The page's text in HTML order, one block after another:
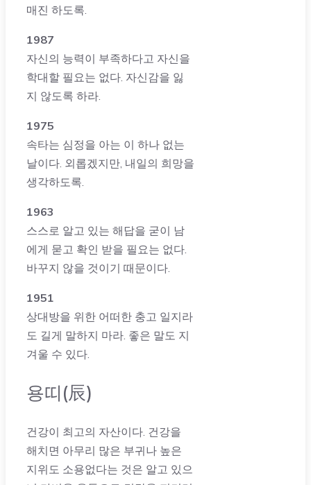
매진 하도록.
1987
자신의 능력이 부족하다고 자신을
학대할 필요는 없다. 자신감을 잃
지 않도록 하라.
1975
속타는 심정을 아는 이 하나 없는
날이다. 외롭겠지만, 내일의 희망을
생각하도록.
1963
스스로 알고 있는 해답을 굳이 남
에게 묻고 확인 받을 필요는 없다.
바꾸지 않을 것이기 때문이다.
1951
상대방을 위한 어떠한 충고 일지라
도 길게 말하지 마라. 좋은 말도 지
겨울 수 있다.
용띠(辰)
건강이 최고의 자산이다. 건강을
해치면 아무리 많은 부귀나 높은
지위도 소용없다는 것은 알고 있으